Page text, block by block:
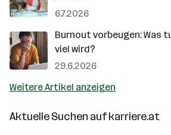
6.7.2026
Burnout vorbeugen: Was
viel wird?
29.6.2026
Weitere Artikel anzeigen
Aktuelle Suchen aufkarriere.at